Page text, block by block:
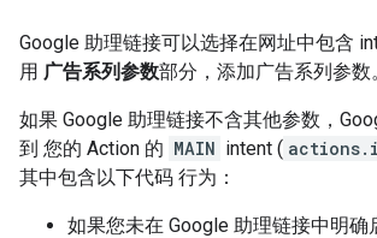
Google 助理链接可以选择在网址中包含
用 广告系列参数部分，添加广告系列参数
如果 Google 助理链接不含其他参数，
到 您的 Action 的 MAIN intent (
其中包含以下代码 行为：
如果您未在 Google 助理链接中明确